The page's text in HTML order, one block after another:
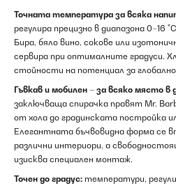
Точната температура за всяка
регулира прецизно в диапазона 0–16
Бира, бяло вино, сокове или
сервира при оптималните градуси.
стойности на потенциал за
Гъвкав и мобилен – за всяко място в
заключваща спирачка правят Mr.
от хола до градинската постройка
Елегантната бъчвовидна форма се
различни интериори, а
изисква специален монтаж.
Точен до градус: температури,